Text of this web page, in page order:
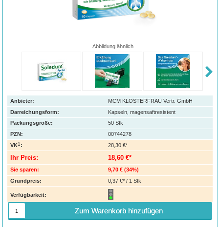
Abbildung ähnlich
Anbieter:
MCM KLOSTERFRAU Vertr. GmbH
Darreichungsform:
Kapseln, magensaftresistent
Packungsgröße:
50 Stk
PZN:
00744278
VK1: 28,30 €*
Ihr Preis: 18,60 €*
Sie sparen: 9,70 € (34%)
Grundpreis:
0,37 €* / 1 Stk
Verfügbarkeit:
Zum Warenkorb hinzufügen